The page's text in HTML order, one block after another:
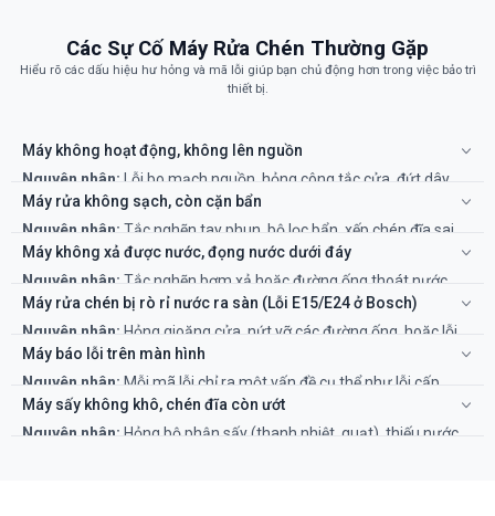
Các Sự Cố Máy Rửa Chén Thường Gặp
Hiểu rõ các dấu hiệu hư hỏng và mã lỗi giúp bạn chủ động hơn trong việc bảo trì
thiết bị.
Máy không hoạt động, không lên nguồn
Nguyên nhân: Lỗi bo mạch nguồn, hỏng công tắc cửa, đứt dây
điện.
Khắc phục:
Kiểm tra nguồn điện và cửa máy. Nếu không được,
cần kỹ thuật viên chuyên nghiệp kiểm tra bo mạch.
Máy rửa không sạch, còn cặn bẩn
Nguyên nhân: Tắc nghẽn tay phun, bộ lọc bẩn, xếp chén đĩa sai
cách, thiếu muối/nước làm bóng.
Khắc phục:
Vệ sinh bộ lọc, tay phun, và xếp lại chén đĩa. Bổ sung
muối/nước làm bóng nếu cần.
Máy không xả được nước, đọng nước dưới đáy
Nguyên nhân: Tắc nghẽn bơm xả hoặc đường ống thoát nước.
Khắc phục:Kiểm tra và vệ sinh bộ lọc rác, kiểm tra ống thoát
nước. Nếu vẫn bị, có thể bơm xả đã hỏng.
Máy rửa chén bị rò rỉ nước ra sàn (Lỗi E15/E24 ở Bosch)
Nguyên nhân: Hỏng gioăng cửa, nứt vỡ các đường ống, hoặc lỗi
hệ thống chống tràn (Aquastop).
Khắc phục:
chập điện và hư hỏng sàn nhà.
Máy báo lỗi trên màn hình
Nguyên nhân: Mỗi mã lỗi chỉ ra một vấn đề cụ thể như lỗi cấp
nước, lỗi thoát nước, lỗi cảm biến, lỗi hệ thống sấy.
Khắc phục:
Cần tra mã lỗi của hãng và gọi thợ có kinh nghiệm để
xử lý đúng cách.
Máy sấy không khô, chén đĩa còn ướt
Nguyên nhân: Hỏng bộ phận sấy (thanh nhiệt, quạt), thiếu nước